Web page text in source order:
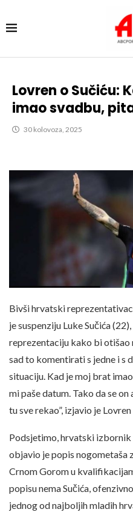
Lovren o Sučiću:
imao svadbu,
30 kolovoza, 2025
Bivši hrvatski
je suspenziju Luke Sučića
reprezentaciju kako bi otišao
sad to komentirati s jedne i s
situaciju. Kad je moj brat
mi paše datum. Tako da se
tu sve rekao”, izjavio je Lovren
Podsjetimo, hrvatski
objavio je popis nogometaša
Crnom Gorom u
popisu nema Sučića,
jednog od najboljih mladih